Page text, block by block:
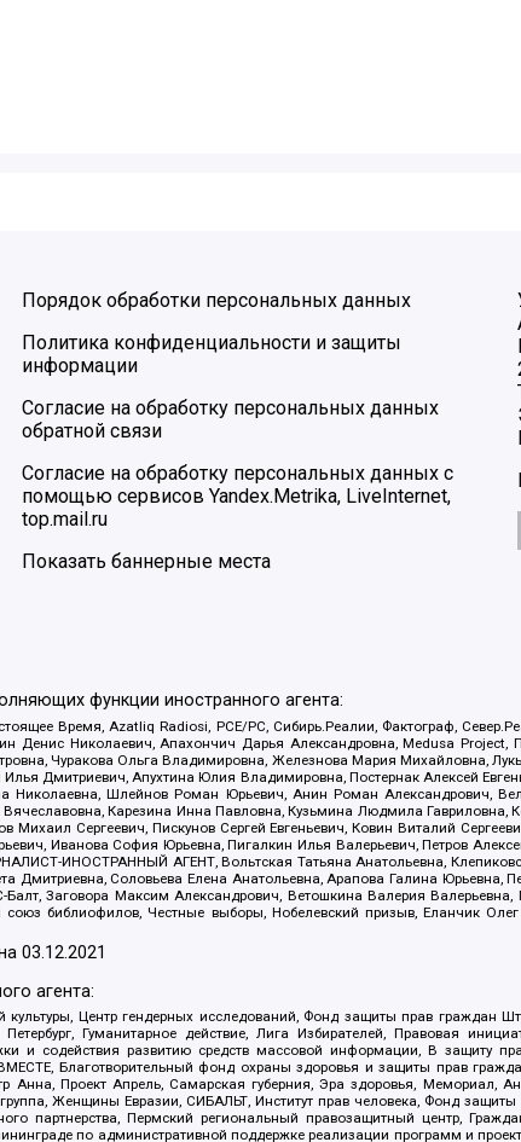
Порядок обработки персональных данных
Политика конфиденциальности и защиты
информации
Согласие на обработку персональных данных
обратной связи
Согласие на обработку персональных данных с
помощью сервисов Yandex.Metrika, LiveInternet,
top.mail.ru
Показать баннерные места
функции иностранного агента:
Время, Azatliq Radiosi, PCE/PC, Сибирь.Реалии, Фактограф,
Денис Николаевич, Апахончич Дарья Александровна, Medusa
Чуракова Ольга Владимировна, Железнова Мария Михайловна,
Дмитриевич, Апухтина Юлия Владимировна, Постернак Алексей
Николаевна, Шлейнов Роман Юрьевич, Анин Роман Александрович,
Вячеславовна, Карезина Инна Павловна, Кузьмина Людмила
Сергеевич, Пискунов Сергей Евгеньевич, Ковин Виталий
Иванова София Юрьевна, Пигалкин Илья Валерьевич, Петров
ИНОСТРАННЫЙ АГЕНТ, Вольтская Татьяна Анатольевна,
Дмитриевна, Соловьева Елена Анатольевна, Арапова Галина
Заговора Максим Александрович, Ветошкина Валерия
библиофилов, Честные выборы, Нобелевский призыв, Еланчик
03.12.2021
агента:
Центр гендерных исследований, Фонд защиты прав граждан
Гуманитарное действие, Лига Избирателей, Правовая
и содействия развитию средств массовой информации, В защиту
Благотворительный фонд охраны здоровья и защиты прав
Анна, Проект Апрель, Самарская губерния, Эра здоровья, Мемориал,
Женщины Евразии, СИБАЛЬТ, Институт прав человека, Фонд защиты
партнерства, Пермский региональный правозащитный центр,
по административной поддержке реализации программ и